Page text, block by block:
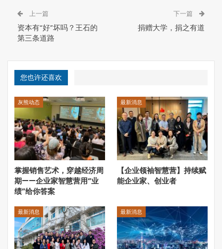
（Quasiperiodicity）气候类型（climate pattern），大约
每3-7年发生一次。 这种气候类型变动的极端时期， 会在世
界很多区域引起极端的天气（洪水和干旱），太平洋沿岸的
6月26日至7月4日太平洋海平面温度变化
当然，森林的过度采伐也是我们需要检讨的地方，1998年
的特大洪灾，也许大家没有忘记。当年朱镕基总理下令开展
上一篇
资本有“好”坏吗？王石的
第三条道路
下一篇
捐赠大学，捐之有道
您也许还喜欢
灰熊动态
掌握销售艺术，穿越经济周
期——企业家智慧营用“业
绩”给你答案
最新消息
【企业领袖智慧营】持续赋
能企业家、创业者
最新消息 最新消息